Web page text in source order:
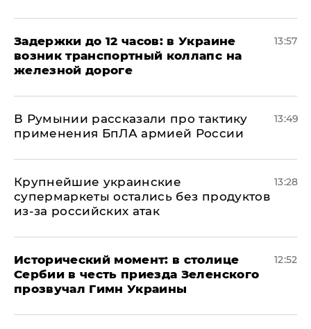
Задержки до 12 часов: в Украине
возник транспортный коллапс на
железной дороге
13:57
В Румынии рассказали про тактику
применения БпЛА армией России
13:49
Крупнейшие украинские
супермаркеты остались без продуктов
из-за российских атак
13:28
Исторический момент: в столице
Сербии в честь приезда Зеленского
прозвучал Гимн Украины
12:52